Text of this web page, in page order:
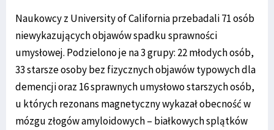
Naukowcy z University of California przebadali 71 osób
niewykazujących objawów spadku sprawności
umysłowej. Podzielono je na 3 grupy: 22 młodych osób,
33 starsze osoby bez fizycznych objawów typowych dla
demencji oraz 16 sprawnych umysłowo starszych osób,
u których rezonans magnetyczny wykazał obecność w
mózgu złogów amyloidowych – białkowych splątków